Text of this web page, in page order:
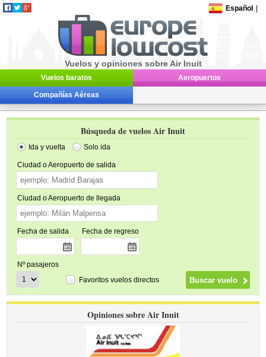
Español
Vuelos y opiniones sobre Air Inuit
Vuelos baratos Aeropuertos
Compañías Aéreas
Búsqueda de vuelos Air Inuit
Ida y vuelta Solo ida
Ciudad o Aeropuerto de salida
Ciudad o Aeropuerto de llegada
Fecha de salida Fecha de regreso
Nº pasajeros
Favoritos vuelos directos
Opiniones sobre Air Inuit